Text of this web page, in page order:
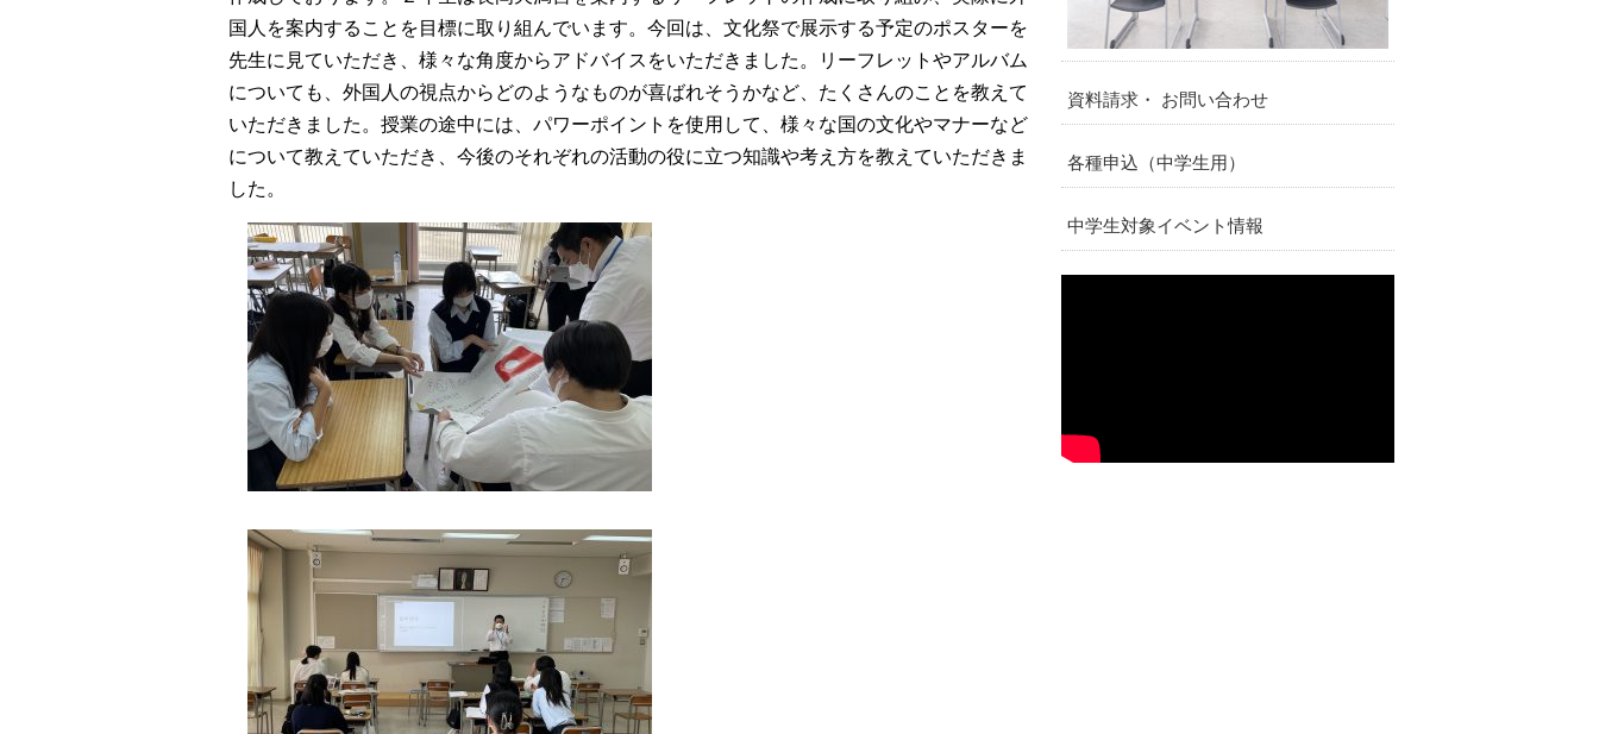
国人を案内することを目標に取り組んでいます。今回は、文化祭で展示する予定のポスターを
先生に見ていただき、様々な角度からアドバイスをいただきました。リーフレットやアルバム
についても、外国人の視点からどのようなものが喜ばれそうかなど、たくさんのことを教えて
いただきました。授業の途中には、パワーポイントを使用して、様々な国の文化やマナーなど
について教えていただき、今後のそれぞれの活動の役に立つ知識や考え方を教えていただきま
した。
資料請求・ お問い合わせ
各種申込（中学生用）
中学生対象イベント情報